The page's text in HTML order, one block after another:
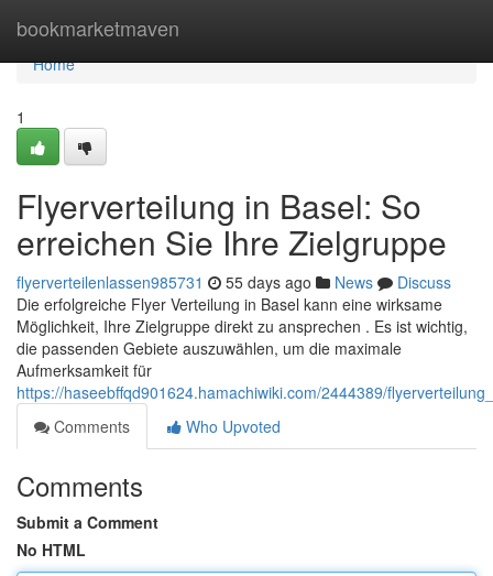
bookmarketmaven
Home
Home
1
Flyerverteilung in Basel: So
erreichen Sie Ihre Zielgruppe
flyerverteilenlassen985731 55 days ago News
Discuss
Die erfolgreiche Flyer Verteilung in Basel kann eine wirksame
Möglichkeit, Ihre Zielgruppe direkt zu ansprechen . Es ist wichtig,
die passenden Gebiete auszuwählen, um die maximale
Aufmerksamkeit für
https://haseebffqd901624.hamachiwiki.com/2444389/
Comments
Who Upvoted
Comments
Submit a Comment
No HTML